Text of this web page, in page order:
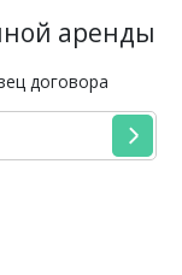
аренды
договора